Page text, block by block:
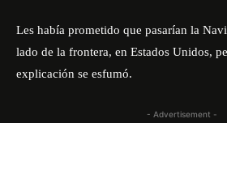
Les había prometido que pasarían la
lado de la frontera, en Estados Unidos,
explicación se esfumó.
- Advertisement -